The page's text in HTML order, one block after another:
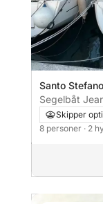
Santo
Segelbåt
29.2 Legend
Skipper
8 personer · 2